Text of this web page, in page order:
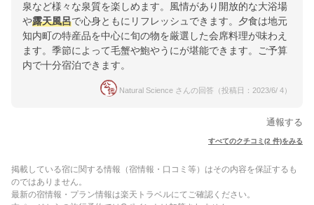
泉など様々な泉質を楽しめます。風情があり開放的な大浴場
や露天風呂で心身ともにリフレッシュできます。夕食は地元
知内町の特産品を中心に旬の物を厳選した会席料理が味わえ
ます。季節によって毛蟹や鮑やうにが堪能できます。ご予算
内で十分宿泊できます。
Natural Science さんの回答（投稿日：2023/6/ 4）
通報する
すべてのクチコミ(2 件)をみる
掲載している宿に関する情報（宿情報・口コミ等）はその内容を保証するも
のではありません。
最新の宿情報・プラン情報は楽天トラベルにてご確認ください。